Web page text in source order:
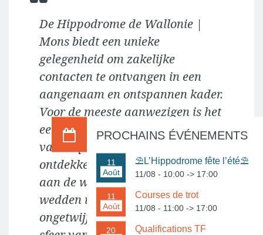
De Hippodrome de Wallonie |
Mons biedt een unieke
gelegenheid om zakelijke
contacten te ontvangen in een
aangenaam en ontspannen kader.
Voor de meeste aanwezigen is het
een unieke kans om het milieu
van de paardenrennen te
ontdekken. We konden deelnemen
aan de wedstrijden en het
wedden uitproberen. . Dit heeft
ongetwijfeld bijgedragen aan de
PROCHAINS ÉVÉNEMENTS
Août
11 ⛱️L’Hippodrome fête l’été⛱️
11/08 - 10:00 -> 17:00
Août
11 Courses de trot
11/08 - 11:00 -> 17:00
20 Qualifications TF